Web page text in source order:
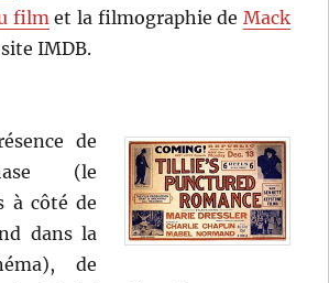
filmet la filmographie de Mack
IMDB.
de
(le
à côté de
dans la
de